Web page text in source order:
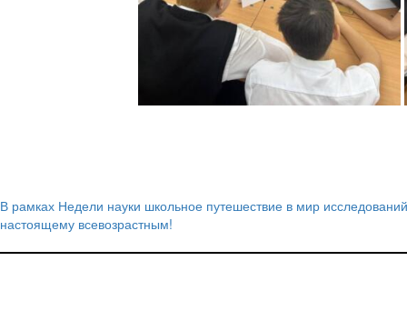
Навигация
по
В рамках Недели науки школьное путешествие в мир
настоящему всевозрастным!